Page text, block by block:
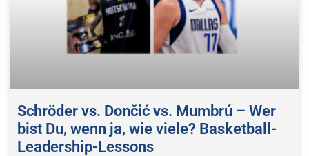
Schröder vs. Dončić vs. Mumbrú – Wer
bist Du, wenn ja, wie viele? Basketball-
Leadership-Lessons